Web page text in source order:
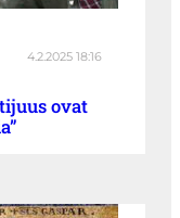
4.2.2025 18:16
ovat